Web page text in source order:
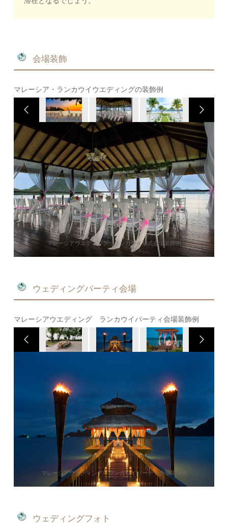
会場装飾
マレーシア・ランカウイウエディングの装飾例
マレーシアウエディング ランカウイ挙式会場装飾例
ウェディングパーティ会場
マレーシアウエディング ランカウイパーティ会場装飾例
マレーシアウエディング ランカウイパーティ会場装飾例
ウェディングフォト